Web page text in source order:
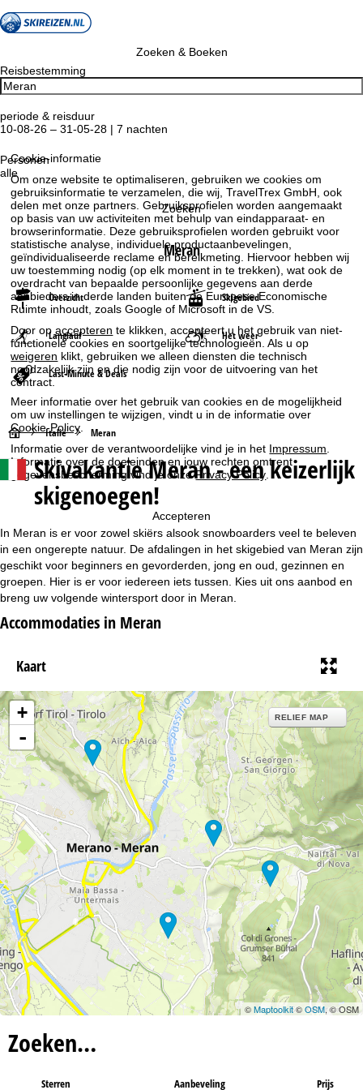
Cookie-informatie
Om onze website te optimaliseren, gebruiken we cookies om
gebruiksinformatie te verzamelen, die wij, TravelTrex GmbH, ook
delen met onze partners. Gebruiksprofielen worden aangemaakt
op basis van uw activiteiten met behulp van eindapparaat- en
browserinformatie. Deze gebruiksprofielen worden gebruikt voor
statistische analyse, individuele productaanbevelingen,
geïndividualiseerde reclame en bereikmeting. Hiervoor hebben wij
uw toestemming nodig (op elk moment in te trekken), wat ook de
overdracht van bepaalde persoonlijke gegevens aan derde
aanbieders in derde landen buiten de Europese Economische
Ruimte inhoudt, zoals Google of Microsoft in de VS.
Door opaccepteren te klikken, accepteert u het gebruik van niet-
functionele cookies en soortgelijke technologieën. Als u op
weigeren klikt, gebruiken we alleen diensten die technisch
noodzakelijk zijn en die nodig zijn voor de uitvoering van het
contract.
Meer informatie over het gebruik van cookies en de mogelijkheid
om uw instellingen te wijzigen, vindt u in de informatie over
Cookie-Policy
Informatie over de verantwoordelijke vind je in het Impressum
Informatie over de doeleinden en jouw rechten omtrent
gegevensbescherming vind je onzePrivacy Policy
Accepteren
Zoeken & Boeken
Reisbestemming
periode & reisduur
10-08-26 – 31-05-28 | 7 nachten
Personen
alle
Zoeken
Meran
Overzicht Skigebied
Langlauf Het weer
Last-Minute & Deals
S
t
r
t
p
a
g
i
a
Italië Meran
Skivakantie Meran - een keizerlijk
skigenoegen!
In Meran is er voor zowel skiërs alsook snowboarders veel te beleven
in een ongerepte natuur. De afdalingen in het skigebied van Meran zijn
geschikt voor beginners en gevorderden, jong en oud, gezinnen en
groepen. Hier is er voor iedereen iets tussen. Kies uit ons aanbod en
breng uw volgende wintersport door in Meran.
Accommodaties in Meran
Kaart
+
-
RELIEF MAP
©Maptoolkit©OSM, © OSM
Zoeken…
Sterren Aanbeveling Prijs